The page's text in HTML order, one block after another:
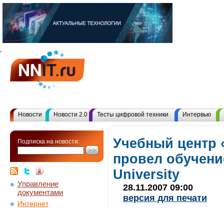
Новости Новости 2.0 Тесты цифровой техники Интервью
Подписка на новости:
Управление
документами
Интернет
Учебный центр
провел
University
28.11.2007 09:00
версия для печати